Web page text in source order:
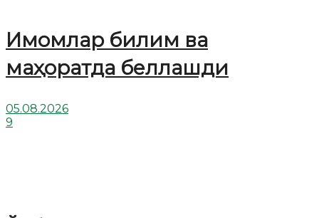
Имомлар билим ва
маҳоратда беллашди
05.08.2026
9